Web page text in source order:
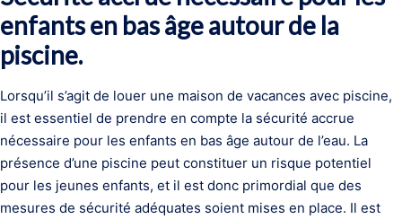
enfants en bas âge autour de la
piscine.
Lorsqu’il s’agit de louer une maison de vacances avec piscine,
il est essentiel de prendre en compte la sécurité accrue
nécessaire pour les enfants en bas âge autour de l’eau. La
présence d’une piscine peut constituer un risque potentiel
pour les jeunes enfants, et il est donc primordial que des
mesures de sécurité adéquates soient mises en place. Il est